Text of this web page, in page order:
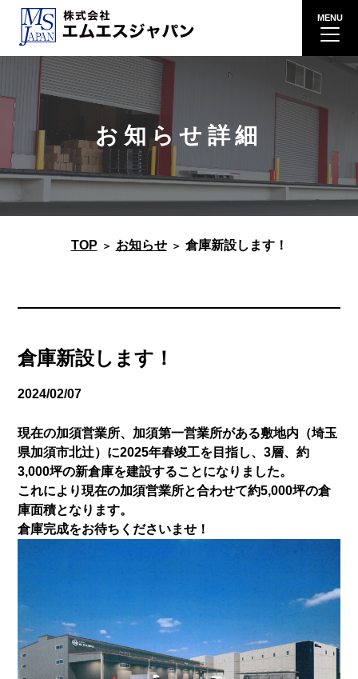
お知らせ詳細
TOP お知らせ 倉庫新設します！
倉庫新設します！
2024/02/07
現在の加須営業所、加須第一営業所がある敷地内（埼玉
県加須市北辻）に2025年春竣工を目指し、3層、約
3,000坪の新倉庫を建設することになりました。
これにより現在の加須営業所と合わせて約5,000坪の倉
庫面積となります。
倉庫完成をお待ちくださいませ！